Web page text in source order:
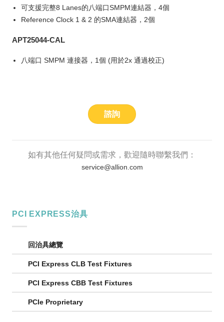
可支援完整8 Lanes的八端口SMPM連結器，4個
Reference Clock 1 & 2 的SMA連結器，2個
APT25044-CAL
八端口 SMPM 連接器，1個 (用於2x 通過校正)
諮詢
如有其他任何疑問或需求，歡迎隨時聯繫我們：
service@allion.com
PCI EXPRESS治具
回治具總覽
PCI Express CLB Test Fixtures
PCI Express CBB Test Fixtures
PCIe Proprietary